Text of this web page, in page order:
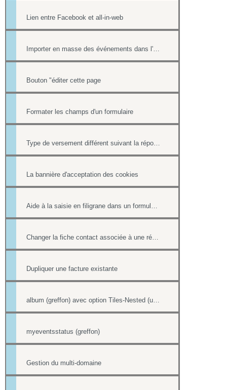
Lien entre Facebook et all-in-web
Importer en masse des événements dans l'Agenda
Bouton "éditer cette page
Formater les champs d'un formulaire
Type de versement différent suivant la réponse à une question d'un formulaire
La bannière d'acceptation des cookies
Aide à la saisie en filigrane dans un formulaire en ligne
Changer la fiche contact associée à une réponse d'un formulaire
Dupliquer une facture existante
album (greffon) avec option Tiles-Nested (unitegallery)
myeventsstatus (greffon)
Gestion du multi-domaine